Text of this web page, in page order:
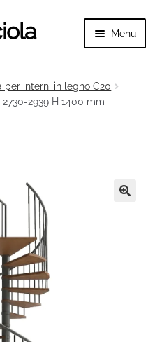
Menu
child
il
per interni in legno C20
2939 H 1400 mm